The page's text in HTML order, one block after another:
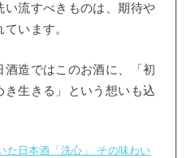
い流すべきものは、期待や
います。
造ではこのお酒に、「初
生きる」という想いも込
た日本酒「洗心」 その味わい